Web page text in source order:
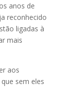
anos de
reconhecido
ligadas à
mais
aos
sem eles